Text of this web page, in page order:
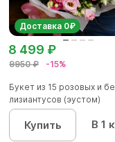
Доставка 0₽
9950 ₽ -15%
8 499 ₽
Букет из 15 розовых и
лизиантусов (эустом)
Купить В 1